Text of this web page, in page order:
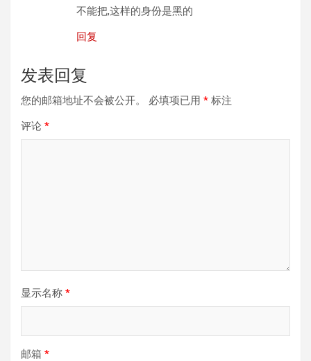
不能把,这样的身份是黑的
回复
发表回复
您的邮箱地址不会被公开。 必填项已用 * 标注
评论 *
显示名称 *
邮箱 *